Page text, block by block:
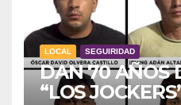
LOCAL SEGUIRIDAD
DAN 70 AÑOS
“LOS